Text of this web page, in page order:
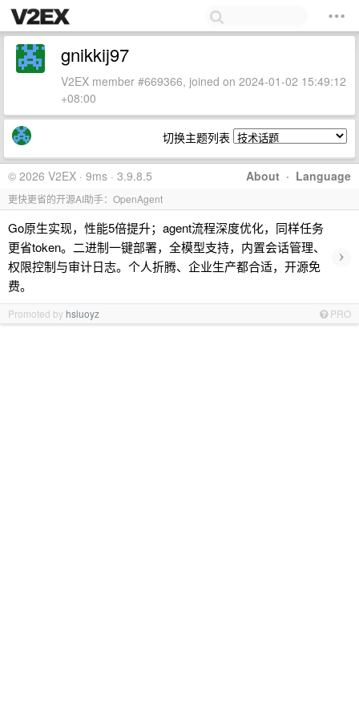
gnikkij97
V2EX member #669366, joined on 2024-01-02 15:49:12
+08:00
切换主题列表
About · Language
© 2026 V2EX · 9ms · 3.9.8.5
更快更省的开源AI助手：OpenAgent
Go原生实现，性能5倍提升；agent流程深度优化，同样任务
更省token。二进制一键部署，全模型支持，内置会话管理、
权限控制与审计日志。个人折腾、企业生产都合适，开源免
费。
›
Promoted by hsluoyz PRO